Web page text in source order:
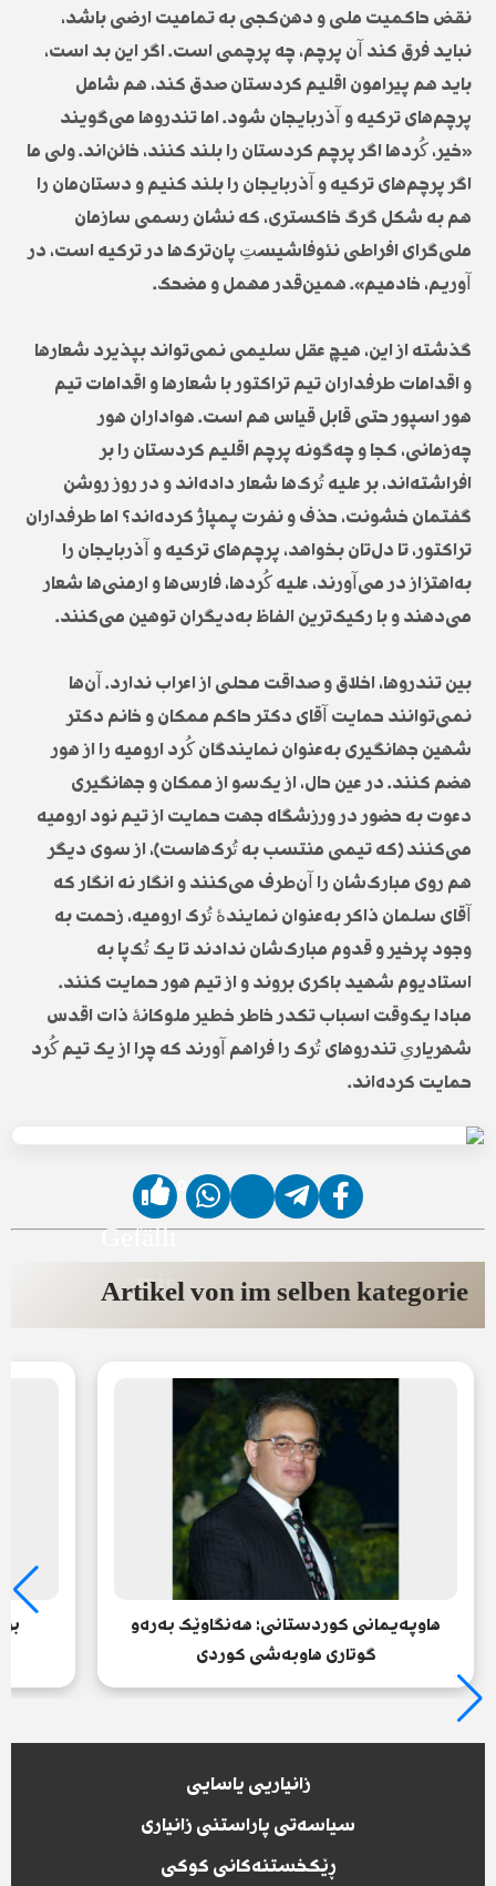
نقض حاکمیت ملی و دهن‌کجی به تمامیت ارضی باشد،
نباید فرق کند آن پرچم، چه پرچمی است. اگر این بد است،
باید هم پیرامون اقلیم کردستان صدق کند، هم شامل
پرچم‌های ترکیه و آذربایجان شود. اما تندروها می‌گویند
«خیر، کُردها اگر پرچم کردستان را بلند کنند، خائن‌اند. ولی ما
اگر پرچم‌های ترکیه و آذربایجان را بلند کنیم و دستان‌مان را
هم به شکل گرگ خاکستری، که نشان رسمی سازمان
ملی‌گرای افراطی نئوفاشیستِ پان‌ترک‌ها در ترکیه است، در
آوریم، خادمیم». همین‌قدر مهمل و مضحک.
گذشته از این، هیچ عقل سلیمی نمی‌تواند بپذیرد شعارها
و اقدامات طرفداران تیم تراکتور با شعارها و اقدامات تیم
هور اسپور حتی قابل قیاس هم است. هواداران هور
چه‌زمانی، کجا و چه‌گونه پرچم اقلیم کردستان را بر
افراشته‌اند، بر علیه تُرک‌ها شعار داده‌اند و در روز روشن
گفتمان خشونت، حذف و نفرت پمپاژ کرده‌اند؟ اما طرفداران
تراکتور، تا دل‌تان بخواهد، پرچم‌های ترکیه و آذربایجان را
به‌اهتزاز در می‌آورند، علیه کُردها، فارس‌ها و ارمنی‌ها شعار
می‌دهند و با رکیک‌ترین الفاظ به‌دیگران توهین می‌کنند.
بین تندروها، اخلاق و صداقت محلی از اعراب ندارد. آن‌ها
نمی‌توانند حمایت آقای دکتر حاکم ممکان و خانم دکتر
شهین جهانگیری به‌عنوان نمایندگان کُرد ارومیه را از هور
هضم کنند. در عین حال، از یک‌سو از ممکان و جهانگیری
دعوت به حضور در ورزشگاه جهت حمایت از تیم نود ارومیه
می‌کنند (که تیمی منتسب به تُرک‌هاست)، از سوی دیگر
هم روی مبارک‌شان را آن‌طرف می‌کنند و انگار نه انگار که
آقای سلمان ذاکر به‌عنوان نمایندۀ تُرک ارومیه، زحمت به
وجود پرخیر و قدوم مبارک‌شان ندادند تا یک تُک‌پا به
استادیوم شهید باکری بروند و از تیم هور حمایت کنند.
مبادا یک‌وقت اسباب تکدر خاطر خطیر ملوکانۀ ذات اقدس
شهریاریِ تندروهای تُرک را فراهم آورند که چرا از یک تیم کُرد
حمایت کرده‌اند.
Gefällt
mir
Artikel von im selben kategorie
هاوپەیمانی کوردستانی؛ هەنگاوێک بەرەو
گوتاری هاوبەشی کوردی
زانیاریی یاسایی
سیاسەتی پاراستنی زانیاری
ڕێکخستنەکانی کوکی